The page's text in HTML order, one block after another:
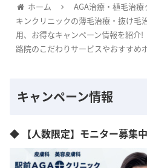
ホーム
AGA治療・植毛治
キンクリニックの薄毛治療・抜け毛
用、お得なキャンペーン情報を紹介!
路院のこだわりサービスやおすすめ
キャンペーン情報
◆ 【人数限定】モニター募集中